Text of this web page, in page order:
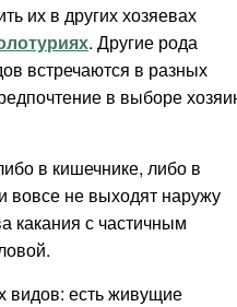
их в других хозяевах
. Другие рода
встречаются в разных
в выборе
в кишечнике, либо в
вовсе не выходят наружу
какания с частичным
видов: есть живущие